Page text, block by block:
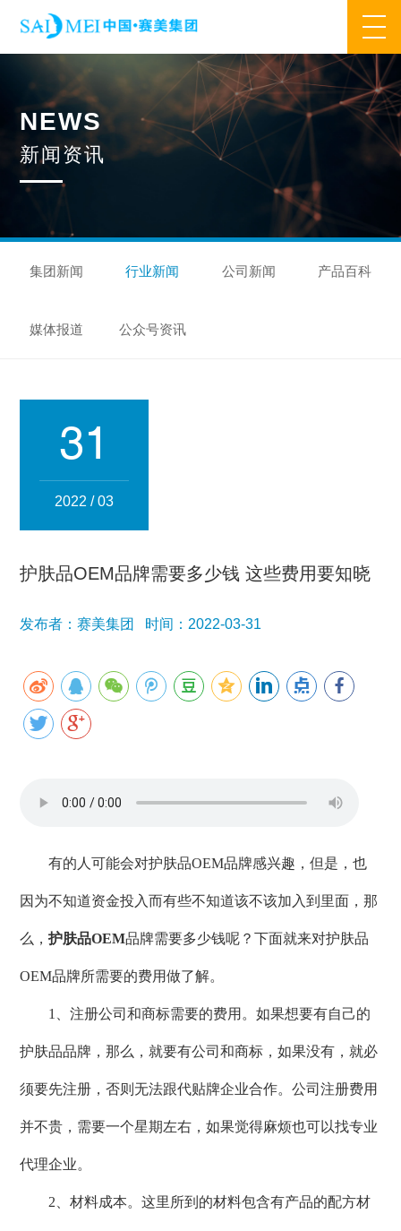
业务范围
核心业务 合作模式 合作流程 产品中心
研发优势 管理优势 品质优势 产能优势
设备优势
集万草® 完美宜生® 抖抖舒®
赛美化妆品 赛美医药
人事管理
集团新闻 行业新闻 公司新闻 产品百科
媒体报道
公众号资讯
NEWS
新闻资讯
集团新闻 行业新闻 公司新闻 产品百科
媒体报道 公众号资讯
31
2022 / 03
护肤品OEM品牌需要多少钱 这些费用要知晓
发布者：赛美集团 时间：2022-03-31
有的人可能会对护肤品OEM品牌感兴趣，但是，也
因为不知道资金投入而有些不知道该不该加入到里面，那
么，护肤品OEM品牌需要多少钱呢？下面就来对护肤品
OEM品牌所需要的费用做了解。
1、注册公司和商标需要的费用。如果想要有自己的
护肤品品牌，那么，就要有公司和商标，如果没有，就必
须要先注册，否则无法跟代贴牌企业合作。公司注册费用
并不贵，需要一个星期左右，如果觉得麻烦也可以找专业
代理企业。
2、材料成本。这里所到的材料包含有产品的配方材